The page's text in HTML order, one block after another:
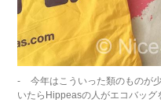
今年はこういった類のものが
いたらHippeasの人がエコバッ